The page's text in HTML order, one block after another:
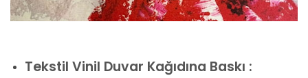
Tekstil Vinil Duvar Kağıdına Baskı :